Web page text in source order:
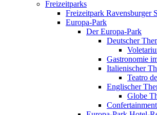
Freizeitparks
Freizeitpark Ravensburger
Europa-Park
Der Europa-Park
Deutscher
Gastronomie
Italienischer
Teatro
Englischer
Globe